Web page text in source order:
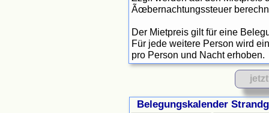
Ãœbernachtungssteuer
Der Mietpreis gilt für eine
Für jede weitere Person wird
pro Person und Nacht erhoben.
Belegungskalender